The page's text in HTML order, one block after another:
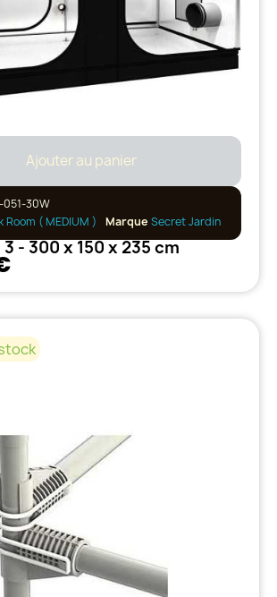
Ajouter au panier
051-30W
Room ( MEDIUM ) Marque Secret Jardin
- 300 x 150 x 235 cm